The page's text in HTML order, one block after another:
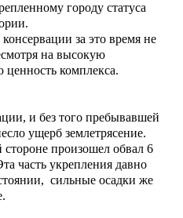
городу статуса
за это время не
на высокую
комплекса.
и без того пребывавшей
ущерб землетрясение.
произошел обвал 6
часть укрепления давно
сильные осадки же